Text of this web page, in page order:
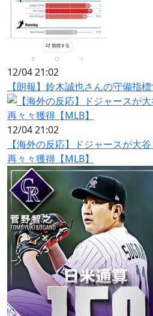
12/04 21:02
【朗報】鈴木誠也さんの守備指
12/04 21:02
【海外の反応】ドジャースが大
再々々獲得【MLB】